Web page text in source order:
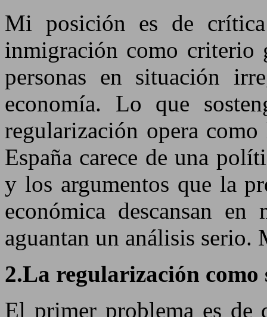
Mi posición es de
inmigración como criterio
personas en situación
economía. Lo que
regularización opera
España carece de una
y los argumentos que la
económica descansan
aguantan un análisis
2.La regularización como
El primer problema es de